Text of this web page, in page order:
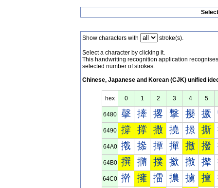
Show characters with stroke(s).
Select a character by clicking it.
This handwriting recognition application
selected number of strokes.
Chinese, Japanese and Korean (CJK) unified
hex 0 1 2 3 4 5
6480 撀 撁 撂 撃 撄 撅
6490 撐 撑 撒 撓 撔 撕
64A0 撠 撡 撢 撣 撤 撥
64B0 撰 撱 撲 撳 撴 撵
64C0 擀 擁 擂 擃 擄 擅